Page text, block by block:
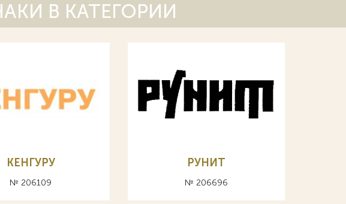
В КАТЕГОРИИ
КЕНГУРУ
№ 206109
РУНИТ
№ 206696